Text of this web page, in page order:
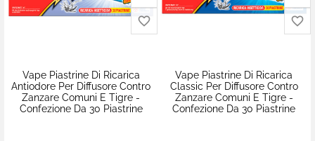
Vape Piastrine Di Ricarica
Antiodore Per Diffusore Contro
Zanzare Comuni E Tigre -
Confezione Da 30 Piastrine
Vape Piastrine Di Ricarica
Classic Per Diffusore Contro
Zanzare Comuni E Tigre -
Confezione Da 30 Piastrine